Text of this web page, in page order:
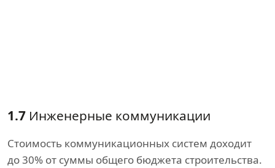
1.7 Инженерные коммуникации
Стоимость коммуникационных систем доходит
до 30% от суммы общего бюджета строительства.